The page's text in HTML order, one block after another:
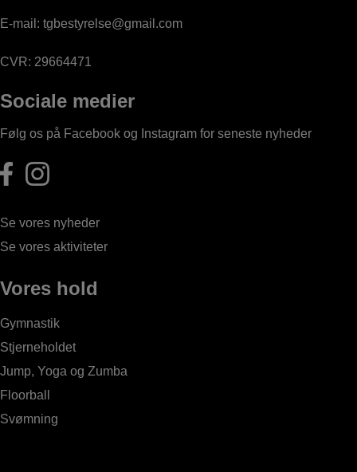
E-mail: tgbestyrelse@gmail.com
CVR: 29664471
Sociale medier
Følg os på Facebook og Instagram for seneste nyheder
Se vores nyheder
Se vores aktiviteter
Vores hold
Gymnastik
Stjerneholdet
Jump, Yoga og Zumba
Floorball
Svømning